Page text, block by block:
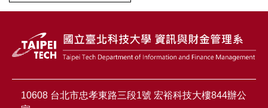
10608 台北市忠孝東路三段1號 宏裕科技大樓844辦公